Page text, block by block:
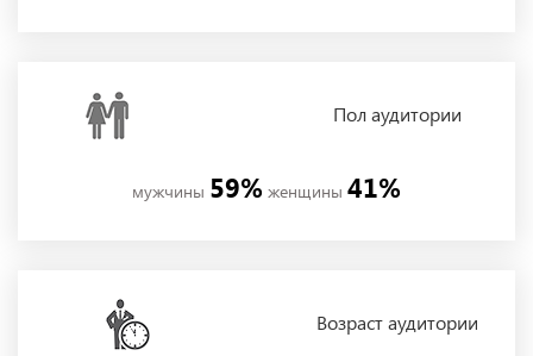
Полаудитории
мужчины 59% женщины 41%
Возраст аудитории